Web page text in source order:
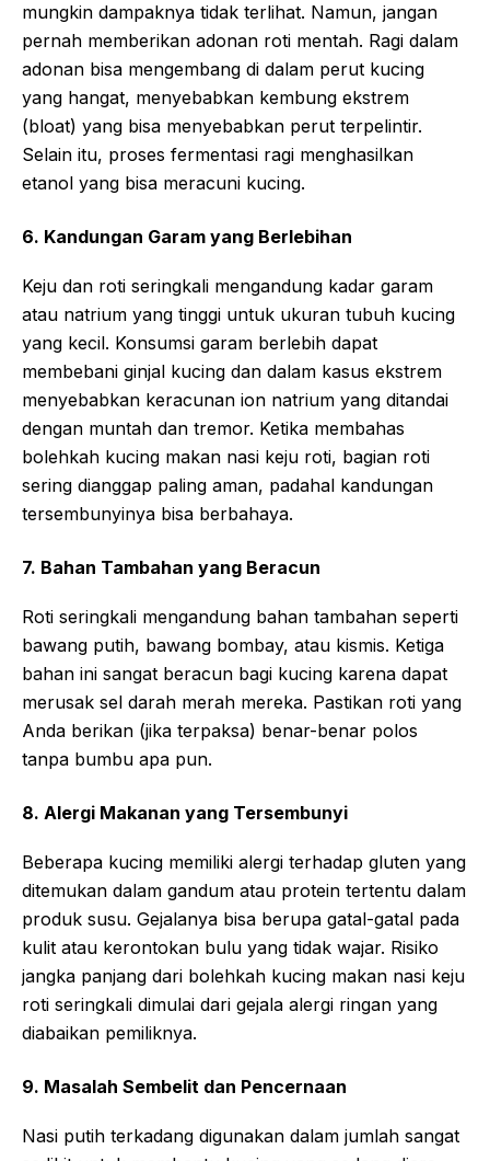
mungkin dampaknya tidak terlihat. Namun, jangan
pernah memberikan adonan roti mentah. Ragi dalam
adonan bisa mengembang di dalam perut kucing
yang hangat, menyebabkan kembung ekstrem
(bloat) yang bisa menyebabkan perut terpelintir.
Selain itu, proses fermentasi ragi menghasilkan
etanol yang bisa meracuni kucing.
6. Kandungan Garam yang Berlebihan
Keju dan roti seringkali mengandung kadar garam
atau natrium yang tinggi untuk ukuran tubuh kucing
yang kecil. Konsumsi garam berlebih dapat
membebani ginjal kucing dan dalam kasus ekstrem
menyebabkan keracunan ion natrium yang ditandai
dengan muntah dan tremor. Ketika membahas
bolehkah kucing makan nasi keju roti, bagian roti
sering dianggap paling aman, padahal kandungan
tersembunyinya bisa berbahaya.
7. Bahan Tambahan yang Beracun
Roti seringkali mengandung bahan tambahan seperti
bawang putih, bawang bombay, atau kismis. Ketiga
bahan ini sangat beracun bagi kucing karena dapat
merusak sel darah merah mereka. Pastikan roti yang
Anda berikan (jika terpaksa) benar-benar polos
tanpa bumbu apa pun.
8. Alergi Makanan yang Tersembunyi
Beberapa kucing memiliki alergi terhadap gluten yang
ditemukan dalam gandum atau protein tertentu dalam
produk susu. Gejalanya bisa berupa gatal-gatal pada
kulit atau kerontokan bulu yang tidak wajar. Risiko
jangka panjang dari bolehkah kucing makan nasi keju
roti seringkali dimulai dari gejala alergi ringan yang
diabaikan pemiliknya.
9. Masalah Sembelit dan Pencernaan
Nasi putih terkadang digunakan dalam jumlah sangat